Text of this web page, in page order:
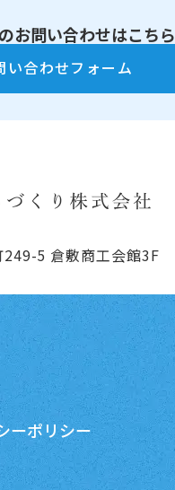
お問い合わせはこちら
い合わせフォーム
5 倉敷商工会館3F
ーポリシー